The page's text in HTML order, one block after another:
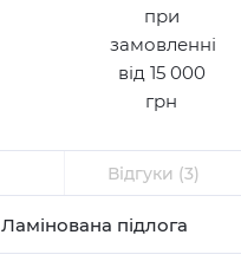
при
замовленні
від 15 000
грн
Відгуки (3)
Ламінована підлога